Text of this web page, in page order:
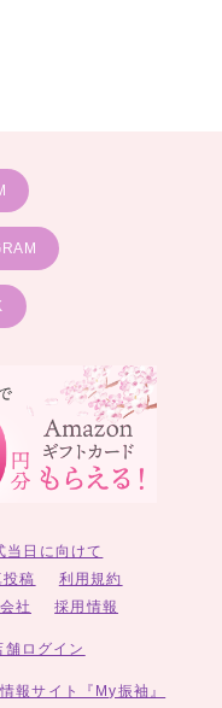
当日に向けて
稿
利用規約
社 採用情報
舗ログイン
報サイト『My振袖』